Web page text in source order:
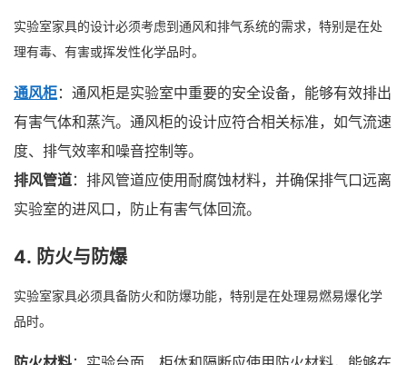
实验室家具的设计必须考虑到通风和排气系统的需求，特别是在处
理有毒、有害或挥发性化学品时。
通风柜：通风柜是实验室中重要的安全设备，能够有效排出
有害气体和蒸汽。通风柜的设计应符合相关标准，如气流速
度、排气效率和噪音控制等。
排风管道：排风管道应使用耐腐蚀材料，并确保排气口远离
实验室的进风口，防止有害气体回流。
4. 防火与防爆
实验室家具必须具备防火和防爆功能，特别是在处理易燃易爆化学
品时。